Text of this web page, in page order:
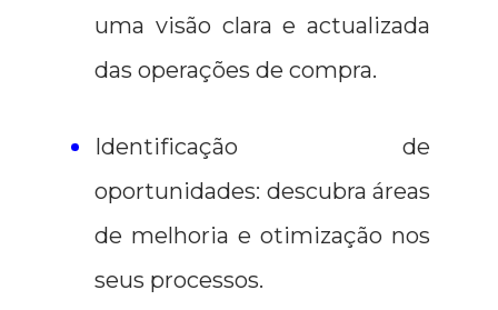
uma visão clara e actualizada
das operações de compra.
Identificação de
oportunidades: descubra áreas
de melhoria e otimização nos
seus processos.